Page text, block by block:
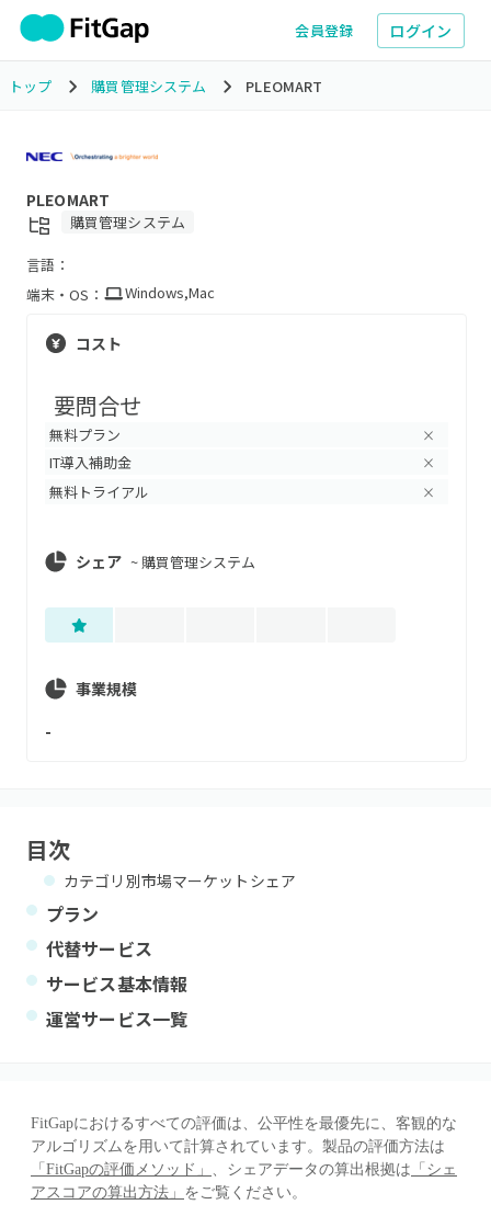
会員登録 ログイン
トップ 購買管理システム PLEOMART
PLEOMART
購買管理システム
言語：
端末・OS：
Windows,Mac
コスト
要問合せ
無料プラン ×
IT導入補助金 ×
無料トライアル ×
シェア ~ 購買管理システム
事業規模
-
目次
カテゴリ別市場マーケットシェア
プラン
代替サービス
サービス基本情報
運営サービス一覧
FitGapにおけるすべての評価は、公平性を最優先に、客観的な
アルゴリズムを用いて計算されています。製品の評価方法は
「FitGapの評価メソッド」 、シェアデータの算出根拠は 「シェ
アスコアの算出方法」 をご覧ください。